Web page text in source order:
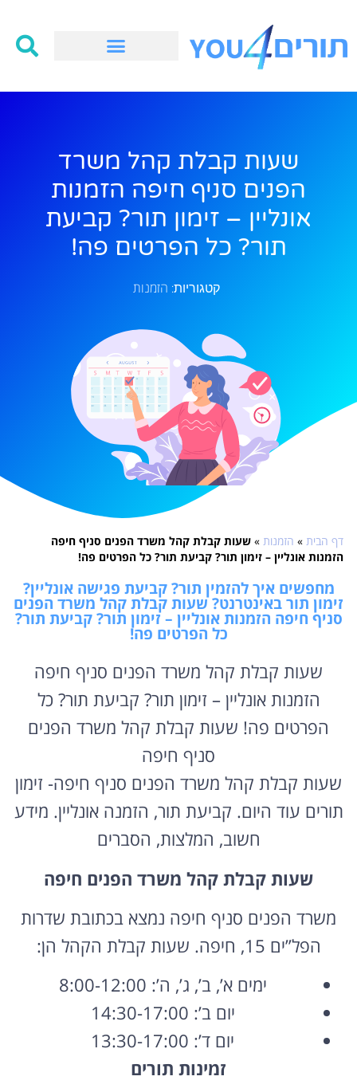
שעות קבלת קהל משרד
הפנים סניף חיפה הזמנות
אונליין – זימון תור? קביעת
תור? כל הפרטים פה!
קטגוריות: הזמנות
דף הבית » הזמנות » שעות קבלת קהל משרד הפנים סניף חיפה
הזמנות אונליין – זימון תור? קביעת תור? כל הפרטים פה!
מחפשים איך להזמין תור? קביעת פגישה אונליין?
זימון תור באינטרנט? שעות קבלת קהל משרד הפנים
סניף חיפה הזמנות אונליין – זימון תור? קביעת תור?
כל הפרטים פה!
שעות קבלת קהל משרד הפנים סניף חיפה
הזמנות אונליין – זימון תור? קביעת תור? כל
הפרטים פה! שעות קבלת קהל משרד הפנים
סניף חיפה
שעות קבלת קהל משרד הפנים סניף חיפה- זימון
תורים עוד היום. קביעת תור, הזמנה אונליין. מידע
חשוב, המלצות, הסברים
שעות קבלת קהל משרד הפנים חיפה
משרד הפנים סניף חיפה נמצא בכתובת שדרות
הפל”ים 15, חיפה. שעות קבלת הקהל הן:
ימים א’, ב’, ג’, ה’: 8:00-12:00
יום ב’: 14:30-17:00
יום ד’: 13:30-17:00
זמינות תורים